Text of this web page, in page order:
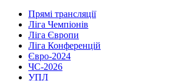
Прямі трансляції
Ліга Чемпіонів
Ліга Європи
Ліга Конференцій
Євро-2024
ЧС-2026
УПЛ